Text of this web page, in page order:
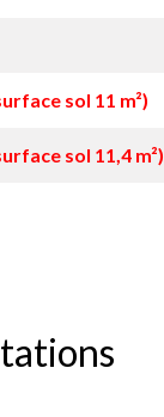
sol 11 m²)
sol 11,4 m²)